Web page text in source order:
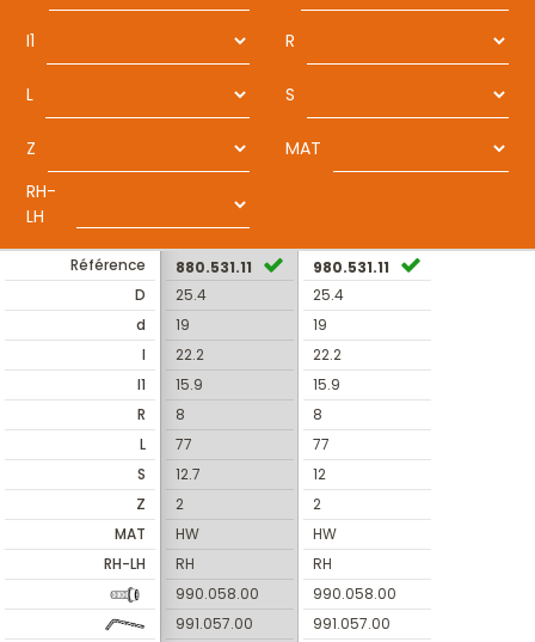
I1 R
L S
Z
MAT
RH-
LH
Référence
D
d
I
I1
R
L
S
Z
MAT
RH-LH
880.531.11
25.4
19
22.2
15.9
8
77
12.7
2
HW
RH
990.058.00
991.057.00
980.531.11
25.4
19
22.2
15.9
8
77
12
2
HW
RH
990.058.00
991.057.00